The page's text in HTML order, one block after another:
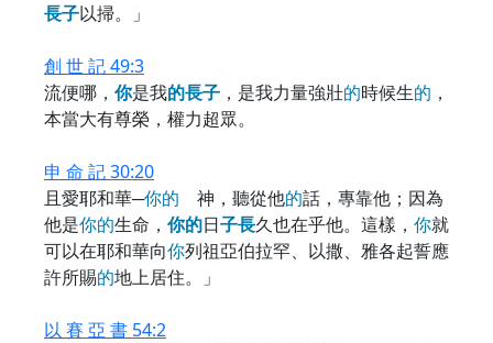
長子以掃。」
創 世 記 49:3
流便哪， 你是我的長子 ，是我力量強壯的時候生的 ，
本當大有尊榮，權力超眾。
申 命 記 30:20
且愛耶和華─你的 神，聽從他的話，專靠他；因為
他是你的生命， 你的日子長久也在乎他。這樣， 你就
可以在耶和華向你列祖亞伯拉罕、以撒、雅各起誓應
許所賜的地上居住。」
以 賽 亞 書 54:2